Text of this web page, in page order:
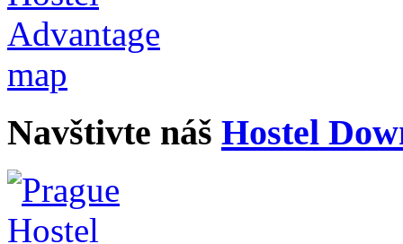
Navštivte náš Hostel